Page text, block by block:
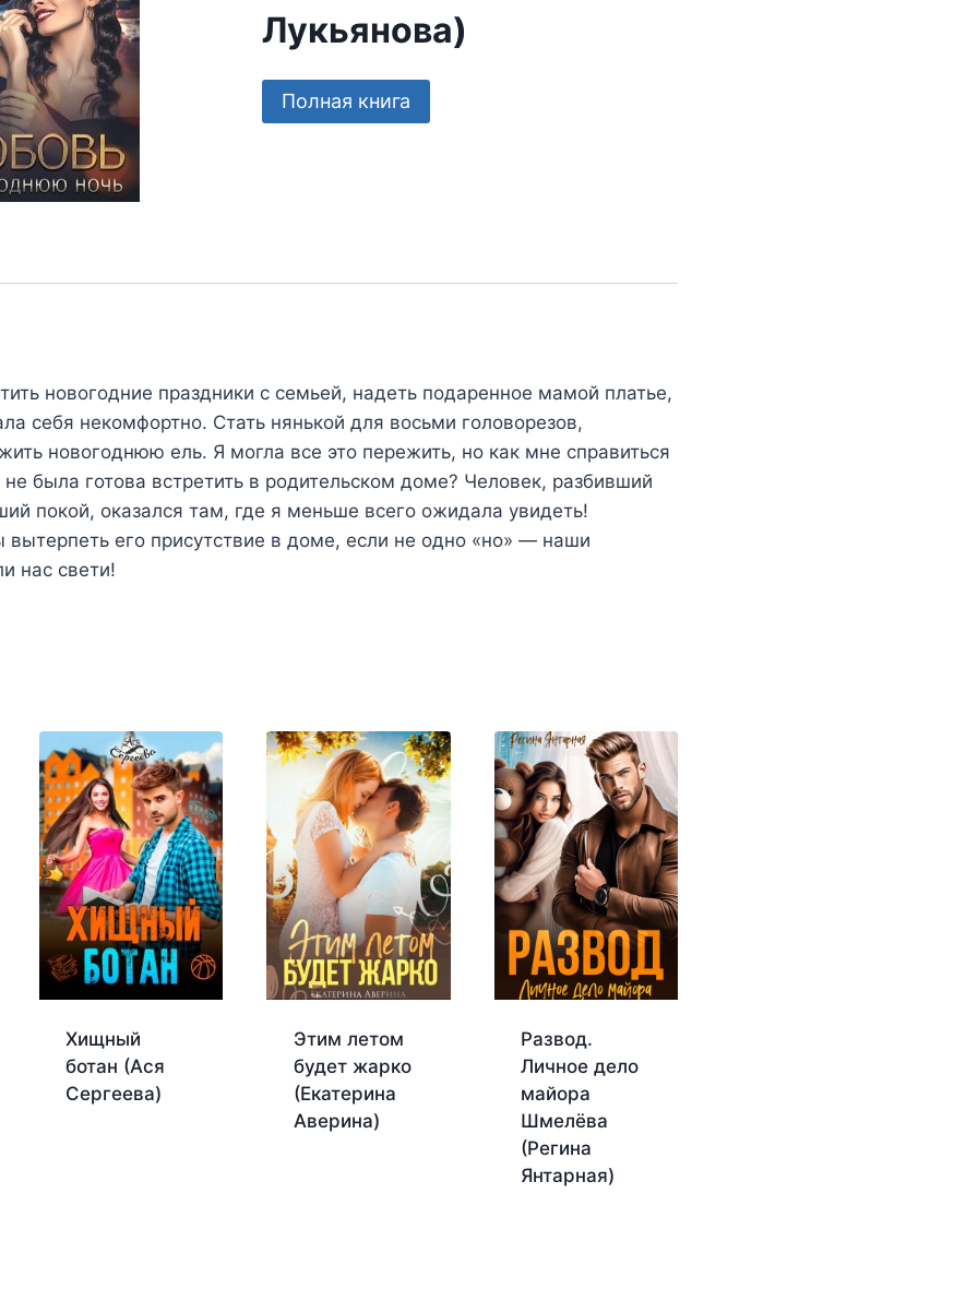
Лукьянова)
Полная книга
новогодние праздники с семьей, надеть подаренное мамой платье,
себя некомфортно. Стать нянькой для восьми головорезов,
новогоднюю ель. Я могла все это пережить, но как мне справиться
не была готова встретить в родительском доме? Человек, разбивший
покой, оказался там, где я меньше всего ожидала увидеть!
его присутствие в доме, если не одно «но» — наши
нас свети!
Хищный
ботан (Ася
Сергеева)
Этим летом
будет жарко
(Екатерина
Аверина)
Развод.
Личное дело
майора
Шмелёва
(Регина
Янтарная)